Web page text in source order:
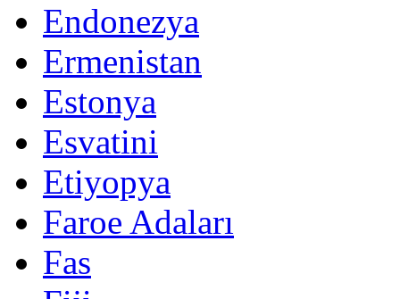
Endonezya
Ermenistan
Estonya
Esvatini
Etiyopya
Faroe Adaları
Fas